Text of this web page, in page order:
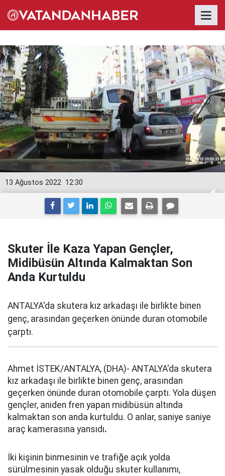
12:30
13 Ağustos 2022
Skuter İle Kaza Yapan Gençler,
Midibüsün Altında Kalmaktan Son
Anda Kurtuldu
ANTALYA'da skutera kız arkadaşı ile birlikte binen
genç, arasından geçerken önünde duran otomobile
çarptı.
Ahmet İSTEK/ANTALYA, (DHA)- ANTALYA'da skutera
kız arkadaşı ile birlikte binen genç, arasından
geçerken önünde duran otomobile çarptı. Yola düşen
gençler, aniden fren yapan midibüsün altında
kalmaktan son anda kurtuldu. O anlar, saniye saniye
araç kamerasına yansıdı.
İki kişinin binmesinin ve trafiğe açık yolda
sürülmesinin yasak olduğu skuter kullanımı,